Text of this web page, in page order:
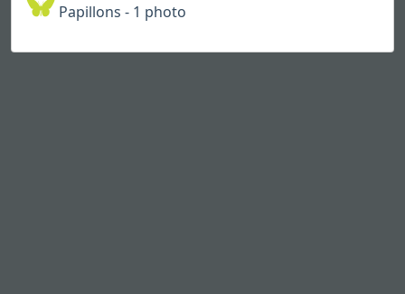
Papillons - 1 photo